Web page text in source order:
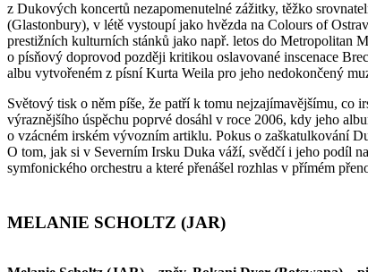
z Dukových koncertů nezapomenutelné zážitky, těžko
(Glastonbury), v létě vystoupí jako hvězda na Colours of
prestižních kulturních stánků jako např. letos do Metropolitan
o písňový doprovod později kritikou oslavované inscenace
albu vytvořeném z písní Kurta Weila pro jeho nedokončený
Světový tisk o něm píše, že patří k tomu nejzajímavějšímu, co
výraznějšího úspěchu poprvé dosáhl v roce 2006, kdy jeho
o vzácném irském vývozním artiklu. Pokus o zaškatulkování
O tom, jak si v Severním Irsku Duka váží, svědčí i jeho podíl
symfonického orchestru a které přenášel rozhlas v přímém
MELANIE SCHOLTZ (JAR)